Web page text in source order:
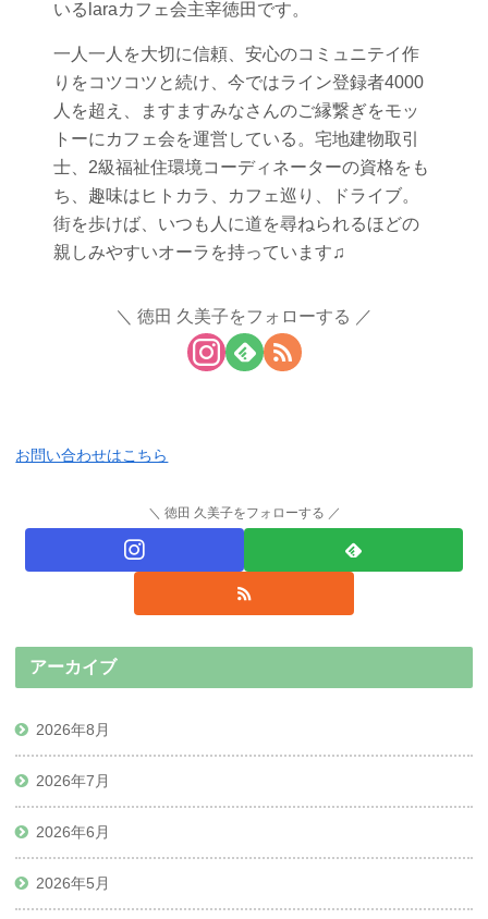
いるlaraカフェ会主宰徳田です。
一人一人を大切に信頼、安心のコミュニテイ作
りをコツコツと続け、今ではライン登録者4000
人を超え、ますますみなさんのご縁繋ぎをモッ
トーにカフェ会を運営している。宅地建物取引
士、2級福祉住環境コーディネーターの資格をも
ち、趣味はヒトカラ、カフェ巡り、ドライブ。
街を歩けば、いつも人に道を尋ねられるほどの
親しみやすいオーラを持っています♫
徳田 久美子をフォローする
お問い合わせはこちら
徳田 久美子をフォローする
アーカイブ
2026年8月
2026年7月
2026年6月
2026年5月